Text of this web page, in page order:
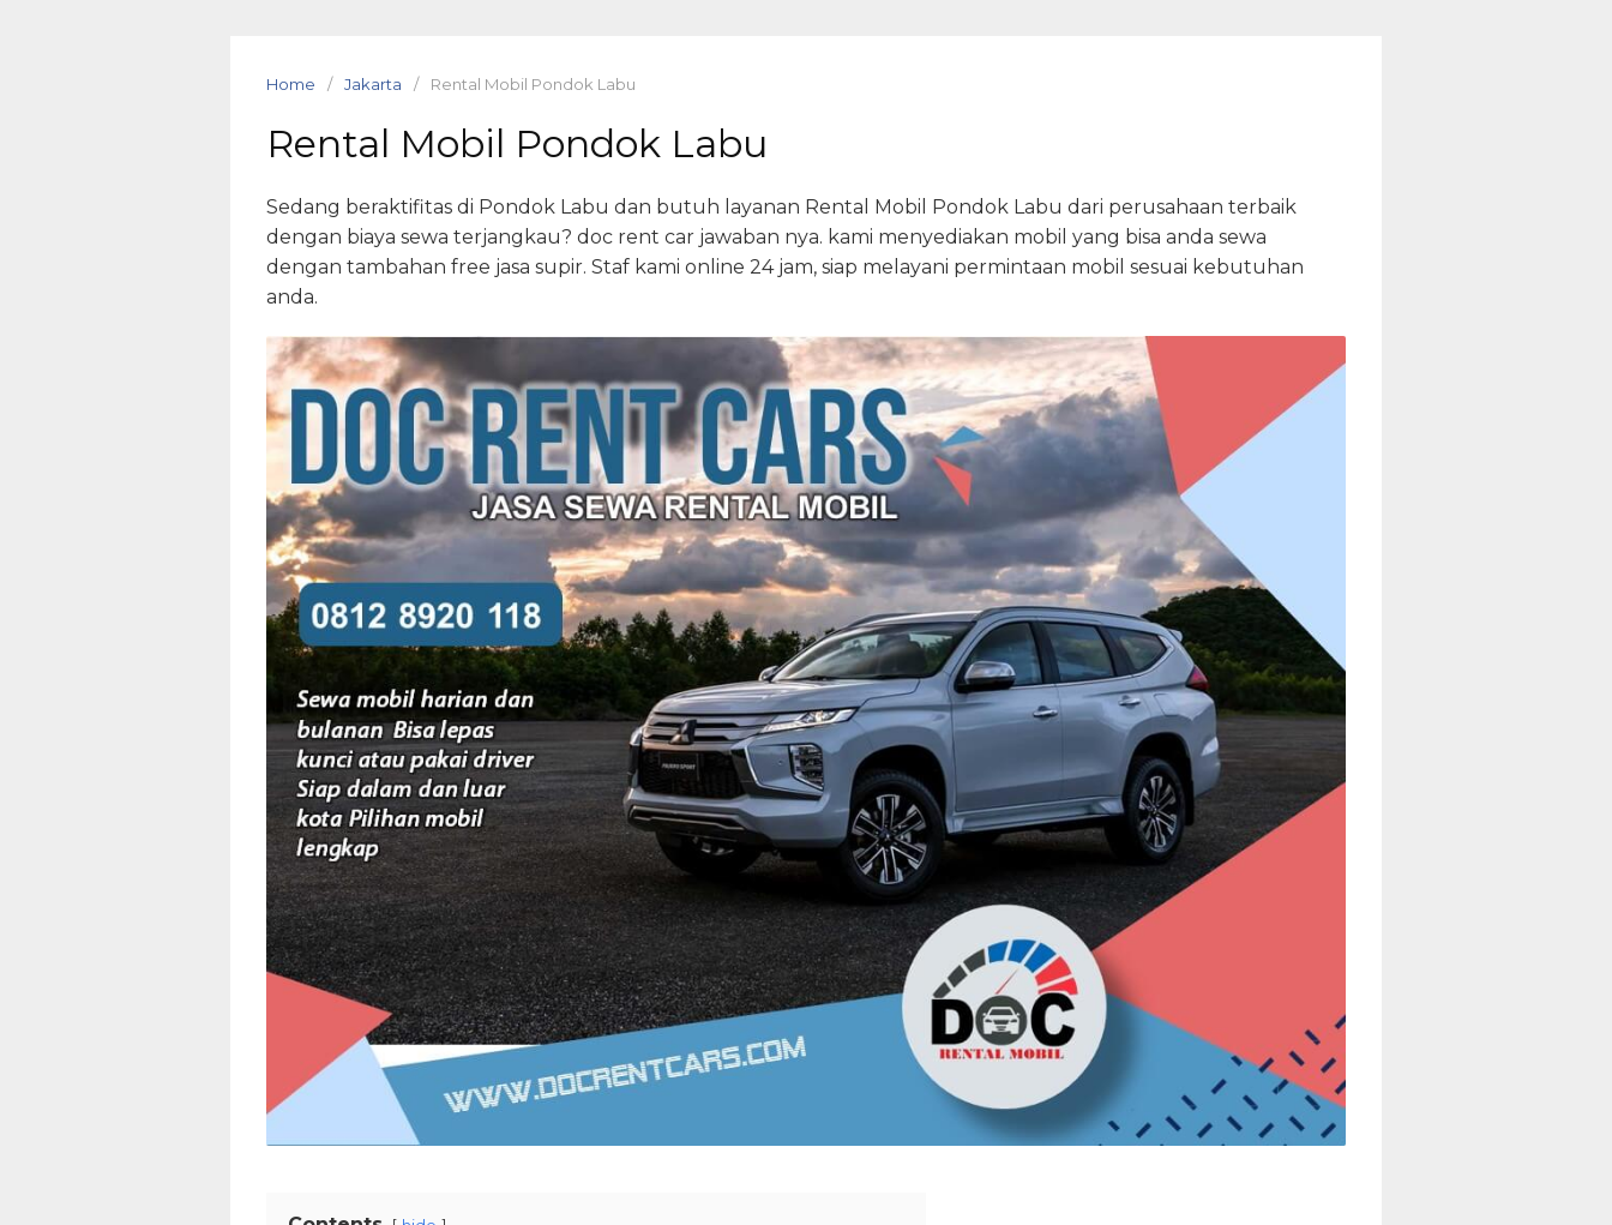
Home Jakarta Rental Mobil Pondok Labu
Rental Mobil Pondok Labu
Sedang beraktifitas di Pondok Labu dan butuh layanan Rental Mobil Pondok Labu dari perusahaan terbaik
dengan biaya sewa terjangkau? doc rent car jawaban nya. kami menyediakan mobil yang bisa anda sewa
dengan tambahan free jasa supir. Staf kami online 24 jam, siap melayani permintaan mobil sesuai kebutuhan
anda.